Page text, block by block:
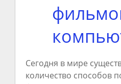
Сегодня в мире
количество способов